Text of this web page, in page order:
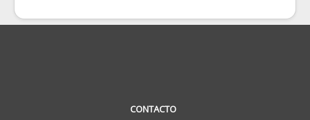
CONTACTO